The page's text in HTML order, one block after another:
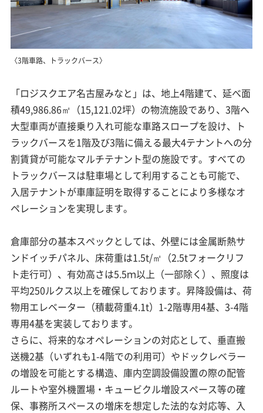
〈3階車路、トラックバース〉
「ロジスクエア名古屋みなと」は、地上4階建て、延べ面
積49,986.86㎡（15,121.02坪）の物流施設であり、3階へ
大型車両が直接乗り入れ可能な車路スロープを設け、ト
ラックバースを1階及び3階に備える最大4テナントへの分
割賃貸が可能なマルチテナント型の施設です。すべての
トラックバースは駐車場として利用することも可能で、
入居テナントが車庫証明を取得することにより多様なオ
ペレーションを実現します。
倉庫部分の基本スペックとしては、外壁には金属断熱サ
ンドイッチパネル、床荷重は1.5t/㎡（2.5tフォークリフ
ト走行可）、有効高さは5.5ｍ以上（一部除く）、照度は
平均250ルクス以上を確保しております。昇降設備は、荷
物用エレベーター（積載荷重4.1t）1-2階専用4基、3-4階
専用4基を実装しております。
さらに、将来的なオペレーションの対応として、垂直搬
送機2基（いずれも1-4階での利用可）やドックレベラー
の増設を可能とする構造、庫内空調設備設置の際の配管
ルートや室外機置場・キュービクル増設スペース等の確
保、事務所スペースの増床を想定した法的な対応等、入